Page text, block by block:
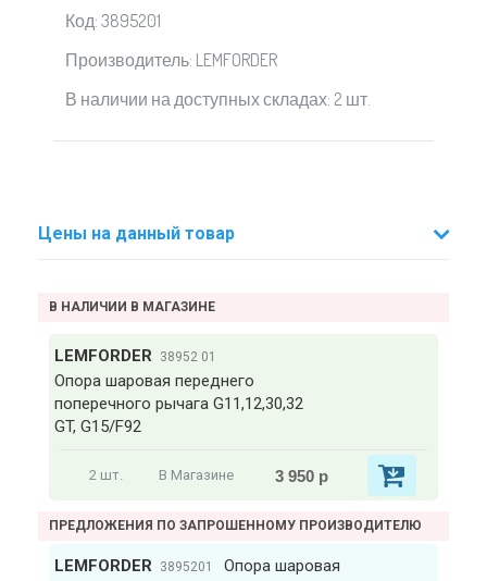
Код: 3895201
Производитель: LEMFORDER
В наличии на доступных складах: 2 шт.
Цены на данный товар
В НАЛИЧИИ В МАГАЗИНЕ
LEMFORDER 38952 01
Опора шаровая переднего
поперечного рычага G11,12,30,32
GT, G15/F92
2 шт. В Магазине 3 950 р
ПРЕДЛОЖЕНИЯ ПО ЗАПРОШЕННОМУ ПРОИЗВОДИТЕЛЮ
LEMFORDER 3895201 Опора шаровая